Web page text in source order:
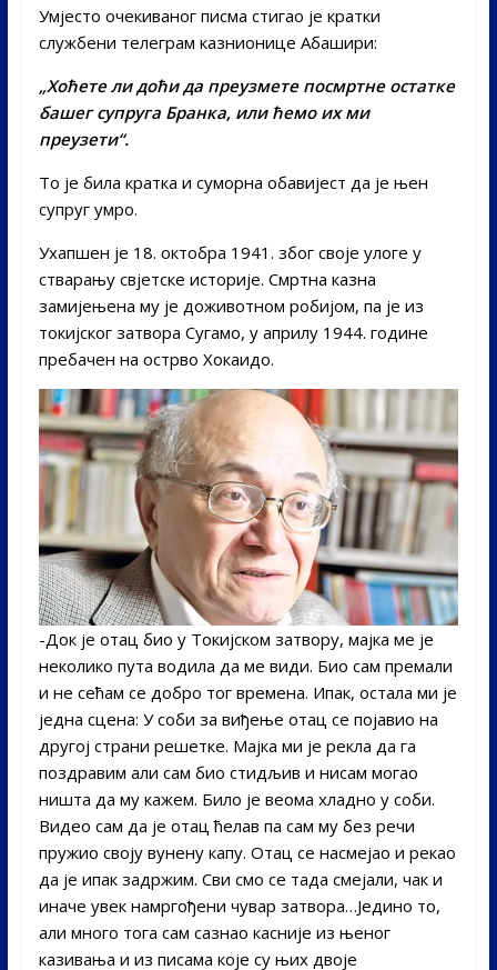
Умјесто очекиваног писма стигао је кратки
службени телеграм казнионице Абашири:
„Хоћете ли доћи да преузмете посмртне остатке
башег супруга Бранка, или ћемо их ми
преузети“.
То је била кратка и суморна обавијест да је њен
супруг умро.
Ухапшен је 18. октобра 1941. због своје улоге у
стварању свјетске историје. Смртна казна
замијењена му је доживотном робијом, па је из
токијског затвора Сугамо, у априлу 1944. године
пребачен на острво Хокаидо.
-Док је отац био у Токијском затвору, мајка ме је
неколико пута водила да ме види. Био сам премали
и не сећам се добро тог времена. Ипак, остала ми је
једна сцена: У соби за виђење отац се појавио на
другој страни решетке. Мајка ми је рекла да га
поздравим али сам био стидљив и нисам могао
ништа да му кажем. Било је веома хладно у соби.
Видео сам да је отац ћелав па сам му без речи
пружио своју вунену капу. Отац се насмејао и рекао
да је ипак задржим. Сви смо се тада смејали, чак и
иначе увек намргођени чувар затвора…Једино то,
али много тога сам сазнао касније из њеног
казивања и из писама које су њих двоје